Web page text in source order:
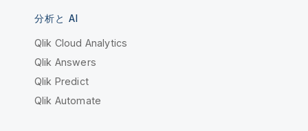
分析と AI
Qlik Cloud Analytics
Qlik Answers
Qlik Predict
Qlik Automate